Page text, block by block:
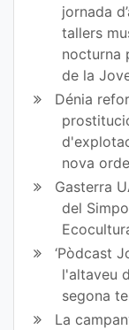
jornada
tallers
nocturna
de la
Dénia
nova
Gasterra
del
‘Pòdcast
l'altaveu
segona
La